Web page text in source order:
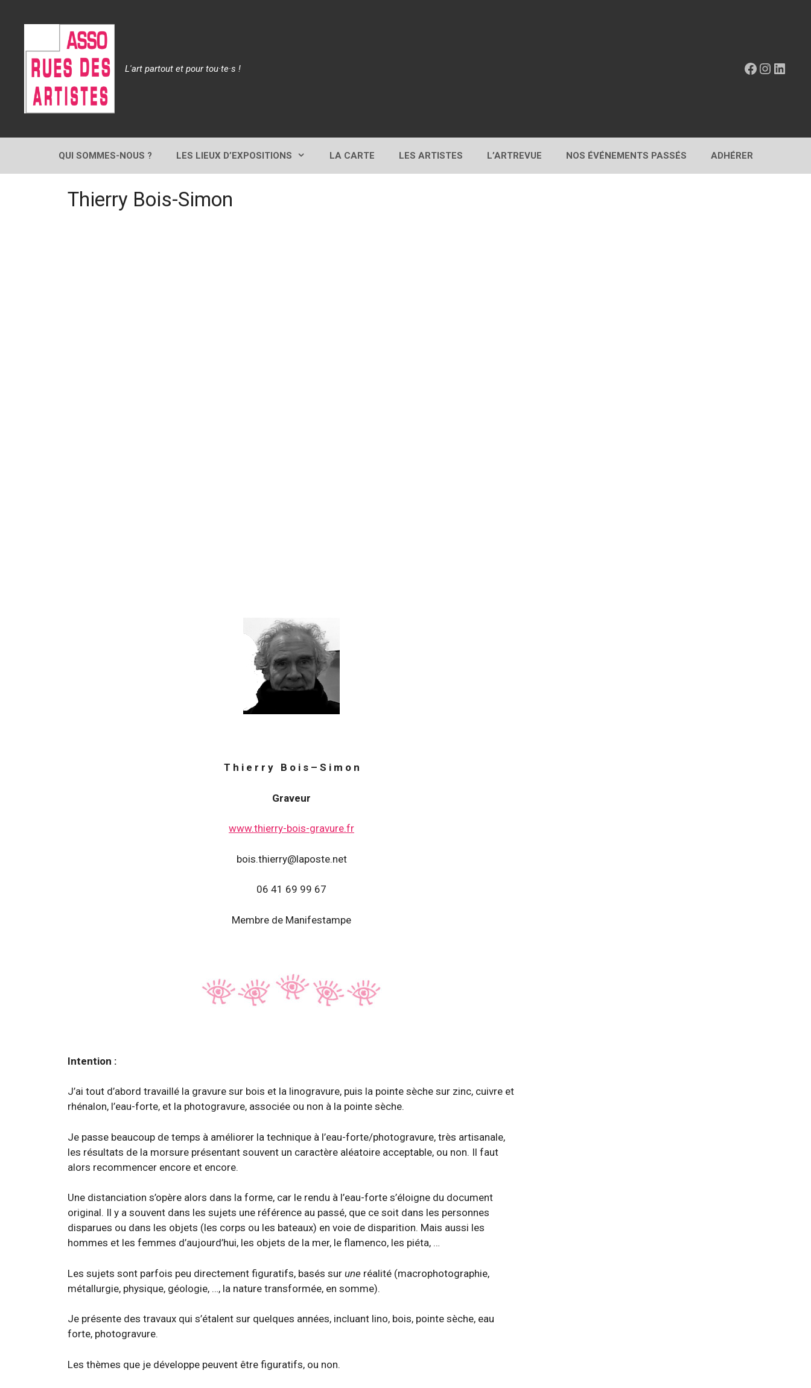
L'art partout et pour tou·te·s ! Facebook
QUI SOMMES-NOUS ? LES LIEUX D’EXPOSITIONS LA CARTE LES ARTISTES L’ARTREVUE NOS ÉVÉNEMENTS PASSÉS ADHÉRER
Thierry Bois-Simon
T h i e r r y B o i s – S i m o n
Graveur
www.thierry-bois-gravure.fr
bois.thierry@laposte.net
06 41 69 99 67
Membre de Manifestampe
Intention :
J’ai tout d’abord travaillé la gravure sur bois et la linogravure, puis la pointe sèche sur zinc, cuivre et
rhénalon, l’eau-forte, et la photogravure, associée ou non à la pointe sèche.
Je passe beaucoup de temps à améliorer la technique à l’eau-forte/photogravure, très artisanale,
les résultats de la morsure présentant souvent un caractère aléatoire acceptable, ou non. Il faut
alors recommencer encore et encore.
Une distanciation s’opère alors dans la forme, car le rendu à l’eau-forte s’éloigne du document
original. Il y a souvent dans les sujets une référence au passé, que ce soit dans les personnes
disparues ou dans les objets (les corps ou les bateaux) en voie de disparition. Mais aussi les
hommes et les femmes d’aujourd’hui, les objets de la mer, le flamenco, les piéta, …
Les sujets sont parfois peu directement figuratifs, basés sur une réalité (macrophotographie,
métallurgie, physique, géologie, …, la nature transformée, en somme).
Je présente des travaux qui s’étalent sur quelques années, incluant lino, bois, pointe sèche, eau
forte, photogravure.
Les thèmes que je développe peuvent être figuratifs, ou non.